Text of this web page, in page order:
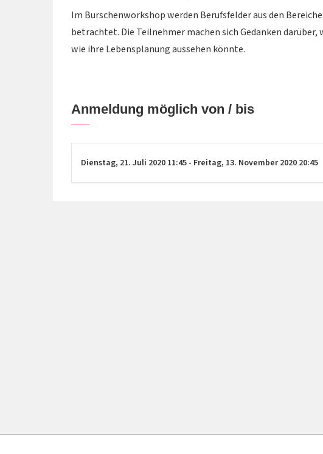
Im Burschenworkshop werden Berufsfelder aus den
betrachtet. Die Teilnehmer machen sich Gedanken darüber,
wie ihre Lebensplanung aussehen könnte.
Anmeldung möglich von / bis
Dienstag, 21. Juli 2020 11:45 - Freitag, 13. November 2020 20:45